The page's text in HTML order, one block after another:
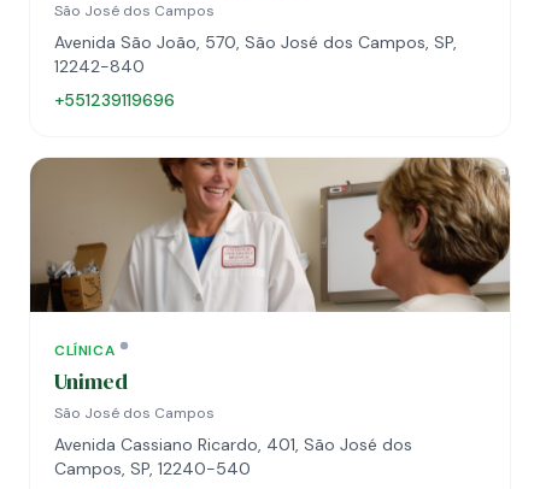
São José dos Campos
Avenida São João, 570, São José dos Campos, SP,
12242-840
+551239119696
CLÍNICA
Unimed
São José dos Campos
Avenida Cassiano Ricardo, 401, São José dos
Campos, SP, 12240-540